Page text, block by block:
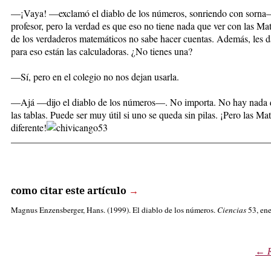
—¡Vaya! —exclamó el diablo de los números, sonriendo con
profesor, pero la verdad es que eso no tiene nada que ver con las
de los verdaderos matemáticos no sabe hacer cuentas. Además, les
para eso están las calculadoras. ¿No tienes una?
—Sí, pero en el colegio no nos dejan usarla.
—Ajá —dijo el diablo de los números—. No importa. No hay nada
las tablas. Puede ser muy útil si uno se queda sin pilas. ¡Pero las
diferente!
como citar este artículo →
Magnus Enzensberger, Hans. (1999). El diablo de los números. Ciencias53,
←